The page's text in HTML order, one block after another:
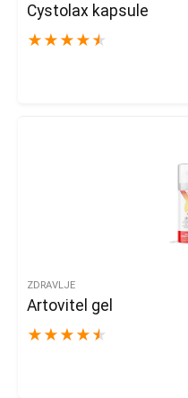
Cystolax kapsule
★ ★ ★ ★ ★
ZDRAVLJE
Artovitel gel
★ ★ ★ ★ ★